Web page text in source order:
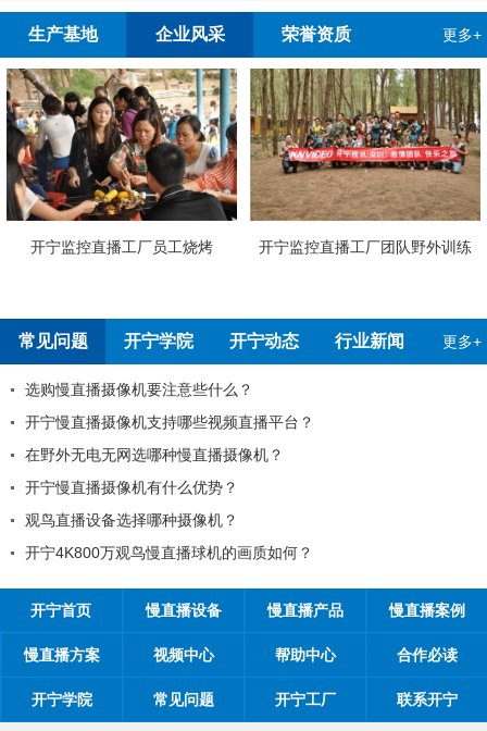
生产基地 企业风采 荣誉资质 更多+
烧烤
开宁监控直播工厂团队野外训练
常见问题 开宁学院 开宁动态 行业新闻 更多+
意些什么？
哪些视频直播平台？
慢直播摄像机？
么优势？
摄像机？
播球机的画质如何？
开宁首页 慢直播设备 慢直播产品 慢直播案例
慢直播方案 视频中心 帮助中心 合作必读
开宁学院 常见问题 开宁工厂 联系开宁